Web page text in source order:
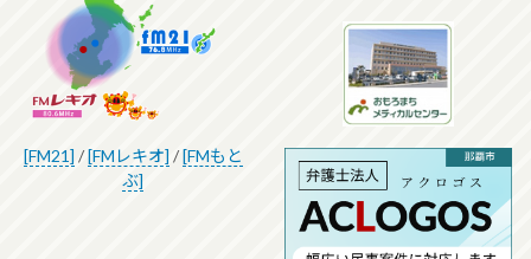
[FM21] /[FMレキオ] /[FMもと
ぶ]